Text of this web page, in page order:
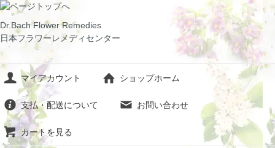
Dr.Bach Flower Remedies
日本フラワーレメディセンター
マイアカウント ショップホーム
支払・配送について お問い合わせ
カートを見る